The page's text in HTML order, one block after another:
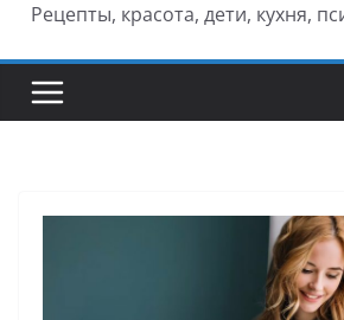
Рецепты, красота, дети, кухня,